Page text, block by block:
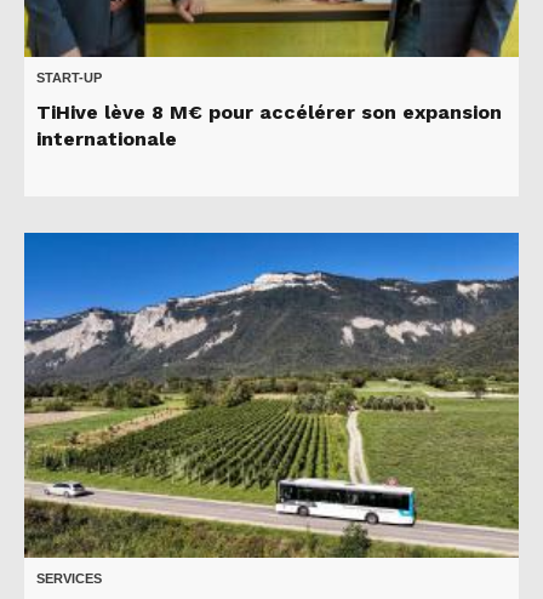
START-UP
TiHive lève 8 M€ pour accélérer son expansion
internationale
SERVICES